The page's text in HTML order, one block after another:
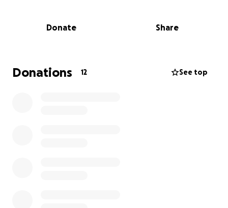
Donate Share
Donations 12 See top